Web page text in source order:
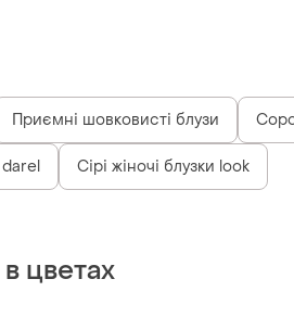
Приємні шовковисті блузи
Сірі жіночі блузки look
цветах